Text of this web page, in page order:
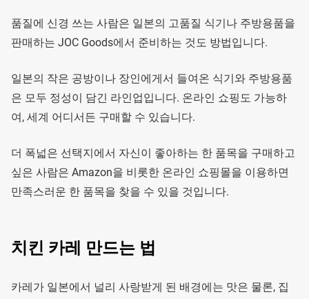
품질에 신경 쓰는 사람은 일본의 고품질 식기나 주방용품을
판매하는 JOC Goods에서 준비하는 것도 방법입니다.
일본의 작은 공방이나 장인에게서 들여온 식기와 주방용품
은 모두 정성이 담긴 라인업입니다. 온라인 쇼핑도 가능하
여, 세계 어디서든 구매할 수 있습니다.
더 폭넓은 선택지에서 자신이 좋아하는 한 품목을 구매하고
싶은 사람은 Amazon을 비롯한 온라인 쇼핑몰을 이용하면
만족스러운 한 품목을 찾을 수 있을 것입니다.
치킨 카레 만드는 법
카레가 일본에서 널리 사랑받게 된 배경에는 맛은 물론, 집